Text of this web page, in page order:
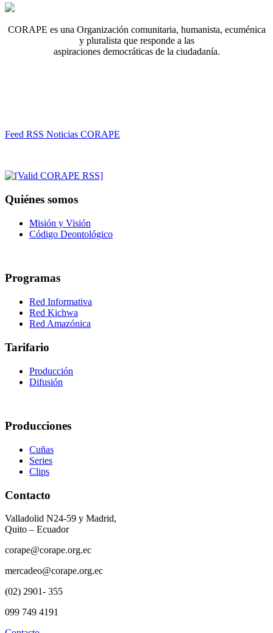
CORAPE es una Organización comunitaria, humanista, ecuménica
y pluralista que responde a las
aspiraciones democráticas de la ciudadanía.
Feed RSS Noticias CORAPE
Quiénes somos
Misión y Visión
Código Deontológico
Programas
Red Informativa
Red Kichwa
Red Amazónica
Tarifario
Producción
Difusión
Producciones
Cuñas
Series
Clips
Contacto
Valladolid N24-59 y Madrid,
Quito – Ecuador
corape@corape.org.ec
mercadeo@corape.org.ec
(02) 2901- 355
099 749 4191